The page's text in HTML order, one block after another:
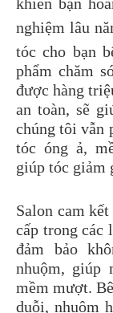
nghiệm lâu
tóc cho bạn
phẩm chăm
được hàng
an toàn, sẽ
chúng tôi vẫn
tóc óng ả,
giúp tóc giảm
Salon cam
cấp trong các
đảm bảo
nhuộm, giúp
mềm mượt.
duỗi, nhuộm